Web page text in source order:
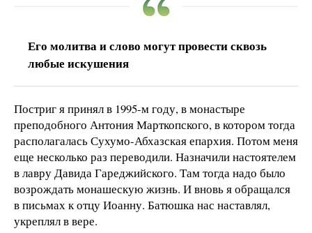
Его молитва и слово могут провести сквозь
любые искушения
Постриг я принял в 1995-м году, в монастыре
преподобного Антония Марткопского, в котором тогда
располагалась Сухумо-Абхазская епархия. Потом меня
еще несколько раз переводили. Назначили настоятелем
в лавру Давида Гареджийского. Там тогда надо было
возрождать монашескую жизнь. И вновь я обращался
в письмах к отцу Иоанну. Батюшка нас наставлял,
укреплял в вере.